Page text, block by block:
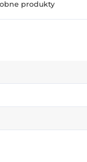
produkty